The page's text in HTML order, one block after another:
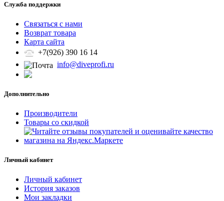
Служба поддержки
Связаться с нами
Возврат товара
Карта сайта
+7(926) 390 16 14
info@diveprofi.ru
Дополнительно
Производители
Товары со скидкой
Личный кабинет
Личный кабинет
История заказов
Мои закладки